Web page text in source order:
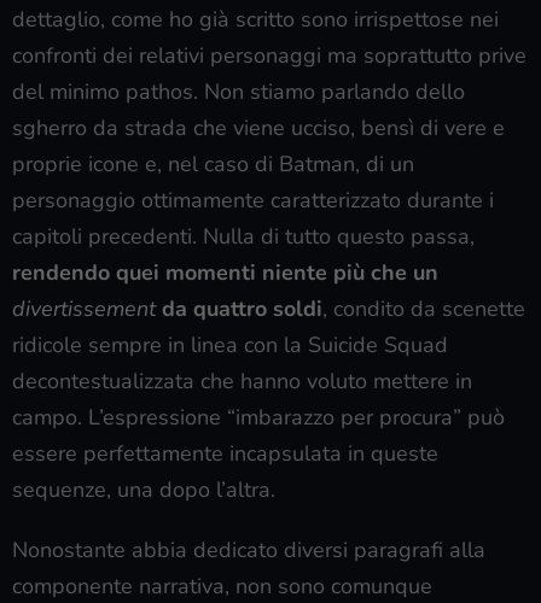
dettaglio, come ho già scritto sono irrispettose nei
confronti dei relativi personaggi ma soprattutto prive
del minimo pathos. Non stiamo parlando dello
sgherro da strada che viene ucciso, bensì di vere e
proprie icone e, nel caso di Batman, di un
personaggio ottimamente caratterizzato durante i
capitoli precedenti. Nulla di tutto questo passa,
rendendo quei momenti niente più che un
divertissementda quattro soldi, condito da scenette
ridicole sempre in linea con la Suicide Squad
decontestualizzata che hanno voluto mettere in
campo. L’espressione “imbarazzo per procura” può
essere perfettamente incapsulata in queste
sequenze, una dopo l’altra.
Nonostante abbia dedicato diversi paragrafi alla
componente narrativa, non sono comunque